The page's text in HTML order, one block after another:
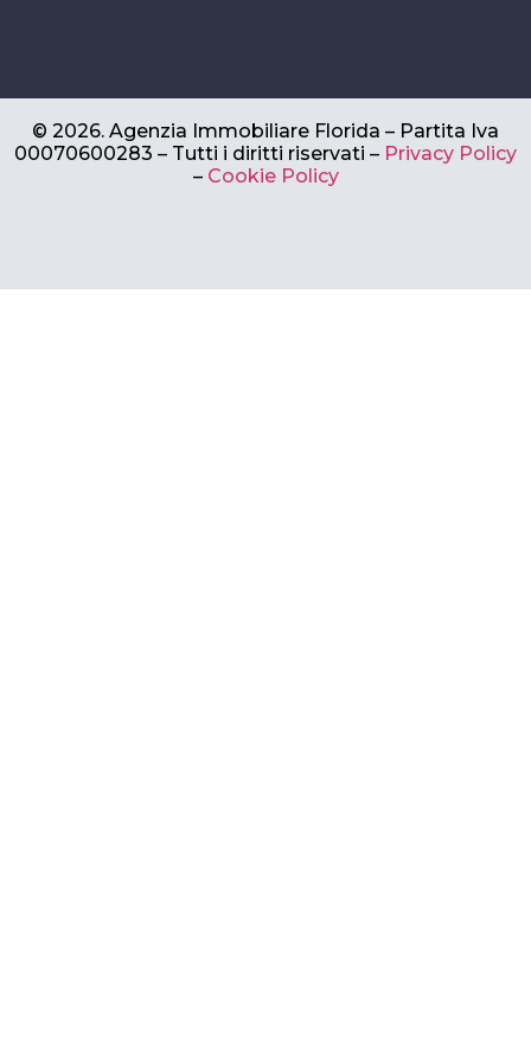
© 2026. Agenzia Immobiliare Florida – Partita Iva
00070600283 – Tutti i diritti riservati – Privacy Policy
– Cookie Policy